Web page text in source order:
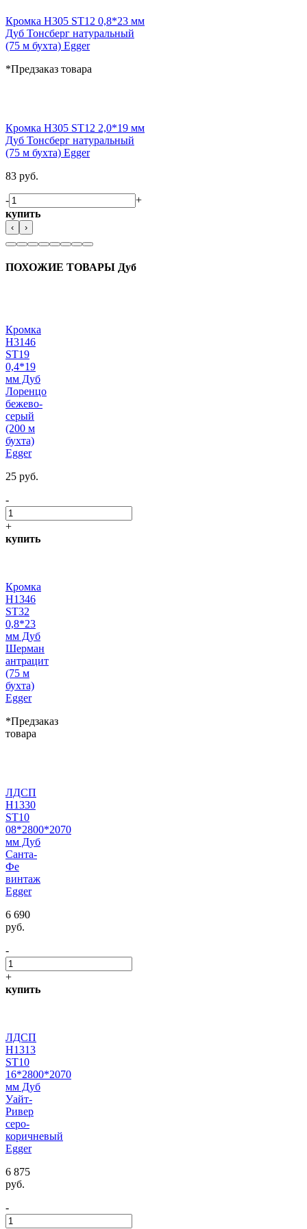
Кромка H305 ST12 0,8*23 мм
Дуб Тонсберг натуральный
(75 м бухта) Egger
*Предзаказ товара
Кромка H305 ST12 2,0*19 мм
Дуб Тонсберг натуральный
(75 м бухта) Egger
83 руб.
-
+
купить
‹ ›
ПОХОЖИЕ ТОВАРЫ Дуб
Кромка
H3146
ST19
0,4*19
мм Дуб
Лоренцо
бежево-
серый
(200 м
бухта)
Egger
25 руб.
-
+
купить
Кромка
H1346
ST32
0,8*23
мм Дуб
Шерман
антрацит
(75 м
бухта)
Egger
*Предзаказ
товара
ЛДСП
H1330
ST10
08*2800*2070
мм Дуб
Санта-
Фе
винтаж
Egger
6 690
руб.
-
+
купить
ЛДСП
H1313
ST10
16*2800*2070
мм Дуб
Уайт-
Ривер
серо-
коричневый
Egger
6 875
руб.
-